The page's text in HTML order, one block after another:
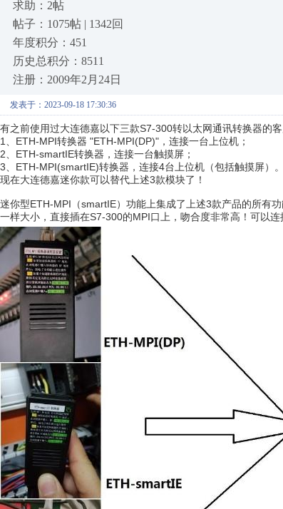
求助：2帖
帖子：1075帖 | 1342回
年度积分：451
历史总积分：8511
注册：2009年2月24日
发表于：2023-09-18 17:30:36
有之前使用过大连德嘉以下三款S7-300转以太网通讯转换器的客
1、ETH-MPI转换器 "ETH-MPI(DP)"，连接一台上位机；
2、ETH-smartIE转换器，连接一台触摸屏；
3、ETH-MPI(smartIE)转换器，连接4台上位机（包括触摸屏）。
现在大连德嘉迷你款可以替代上述3款模块了！
迷你型ETH-MPI（smartIE）功能上集成了上述3款产品的所有
一样大小，直接插在S7-300的MPI口上，吻合度非常高！可以连